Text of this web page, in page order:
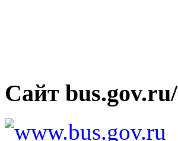
Сайт bus.gov.ru/